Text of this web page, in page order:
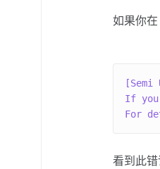
如果你
If you
For
看到此